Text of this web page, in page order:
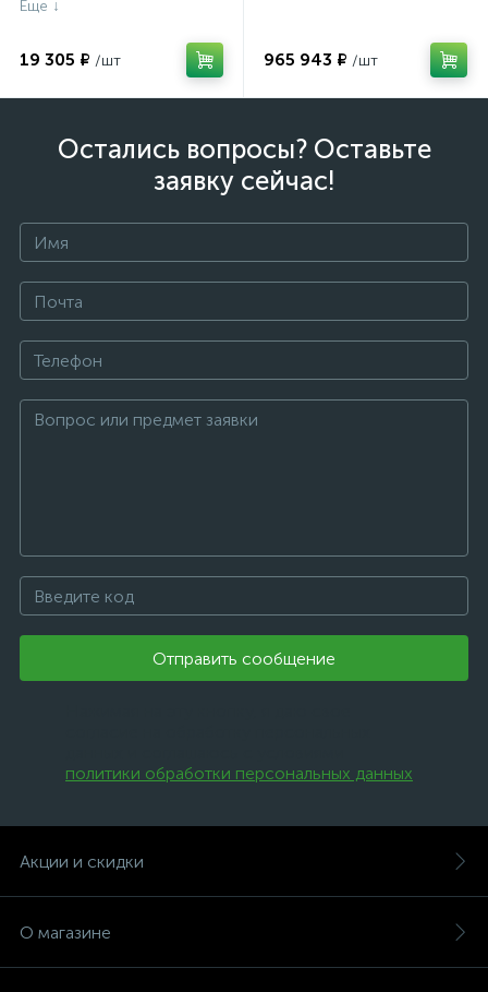
19 305 ₽ 965 943 ₽
Остались вопросы? Оставьте
заявку сейчас!
Отправить сообщение
политики обработки персональных данных
Акции и скидки
О магазине